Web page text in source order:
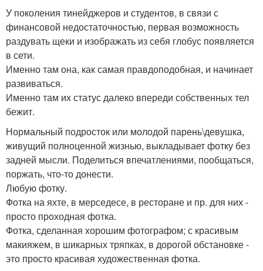
У поколения тинейджеров и студентов, в связи с
финансовой недостаточностью, первая возможность
раздувать щеки и изображать из себя глобус появляется
в сети.
Именно там она, как самая правдоподобная, и начинает
развиваться.
Именно там их статус далеко впереди собственных тел
бежит.
Нормальный подросток или молодой парень\девушка,
живущий полноценной жизнью, выкладывает фотку без
задней мысли. Поделиться впечатлениями, пообщаться,
поржать, что-то донести.
Любую фотку.
Фотка на яхте, в мерседесе, в ресторане и пр. для них -
просто проходная фотка.
Фотка, сделанная хорошим фотографом; с красивым
макияжем, в шикарных тряпках, в дорогой обстановке -
это просто красивая художественная фотка.